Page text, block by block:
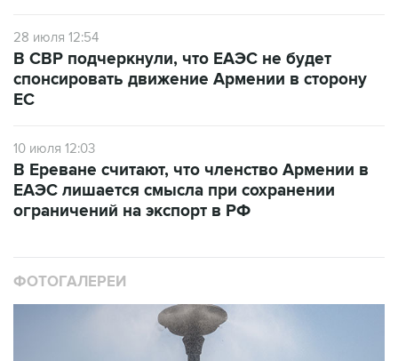
28 июля 12:54
В СВР подчеркнули, что ЕАЭС не будет
спонсировать движение Армении в сторону
ЕС
10 июля 12:03
В Ереване считают, что членство Армении в
ЕАЭС лишается смысла при сохранении
ограничений на экспорт в РФ
ФОТОГАЛЕРЕИ